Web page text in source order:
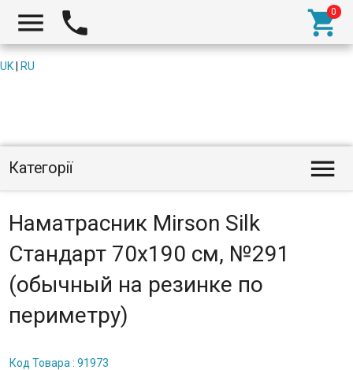
  
UK RU
Категорії 
Наматрасник Mirson Silk
Стандарт 70x190 см, №291
(обычный на резинке по
периметру)
Код Товара : 91973